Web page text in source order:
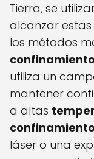
Tierra, se
alcanzar
los métodos
utiliza un
mantener
a altas
láser o una